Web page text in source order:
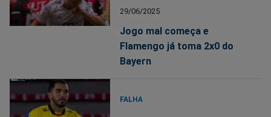
29/06/2025
Jogo mal começa e
Flamengo já toma 2x0 do
Bayern
FALHA